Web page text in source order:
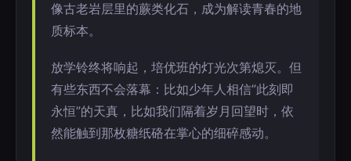
像古老岩层里的蕨类化石，成为解读青春的地
质标本。
放学铃终将响起，培优班的灯光次第熄灭。但
有些东西不会落幕：比如少年人相信”此刻即
永恒”的天真，比如我们隔着岁月回望时，依
然能触到那枚糖纸硌在掌心的细碎感动。